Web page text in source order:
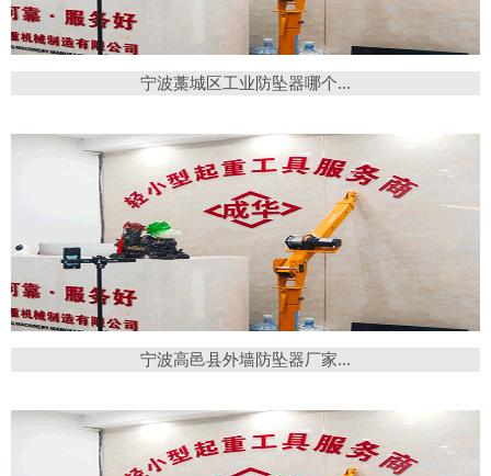
宁波藁城区工业防坠器哪个...
宁波高邑县外墙防坠器厂家...